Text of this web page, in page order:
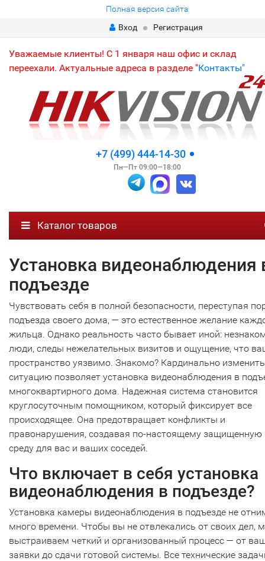
Полная версия сайта
Вход
Регистрация
Уважаемые клиенты! С 1 января наш офис и склад
переехали. Актуальные адреса в разделе "Контакты"
+7 (499) 444-14-30
Пн—Пт 09:00—18:00
Каталог товаров
Установка видеонаблюдения
подъезде
Чувствовать себя в полной безопасности, переступая
подъезда своего дома, — это естественное желание
жильца. Однако реальность часто бывает иной:
люди, следы нежелательных визитов и ощущение, что
пространство уязвимо. Знакомо? Кардинально
ситуацию позволяет установка видеонаблюдения в
многоквартирного дома. Надежная система становится
круглосуточным помощником, который фиксирует все
происходящее. Она предотвращает конфликты и
правонарушения, создавая по-настоящему защищенную
среду для вас и ваших соседей.
Что включает в себя установка
видеонаблюдения в подъезде?
Установка камеры видеонаблюдения в подъезде не
много времени. Чтобы вы не отвлекались от своих дел,
выстраиваем четкий и организованный процесс — от
заявки до сдачи готовой системы. Все технические